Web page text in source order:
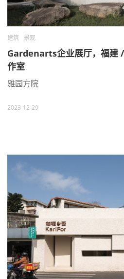
建筑 景观
Gardenarts企业展厅，福建 /
作室
雅园方院
2023-12-29